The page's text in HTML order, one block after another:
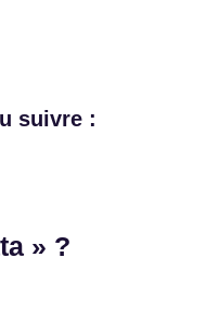
suivre :
» ?